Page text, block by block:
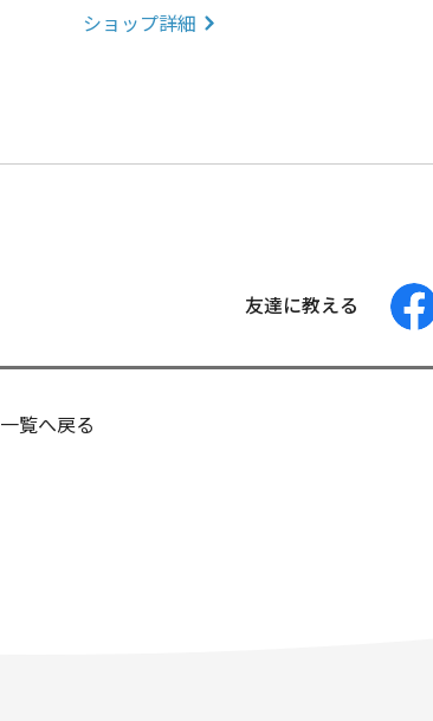
ショップ詳細
友達に教える
一覧へ戻る